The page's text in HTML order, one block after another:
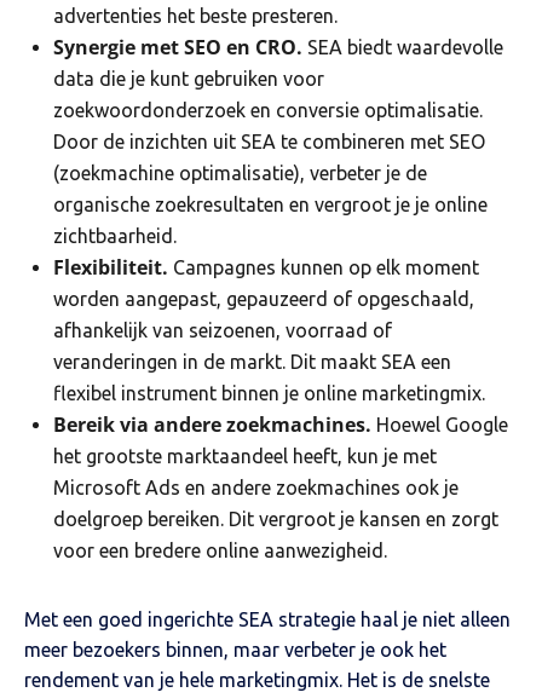
advertenties het beste presteren.
Synergie met SEO en CRO. SEA biedt waardevolle
data die je kunt gebruiken voor
zoekwoordonderzoek en conversie optimalisatie.
Door de inzichten uit SEA te combineren met SEO
(zoekmachine optimalisatie), verbeter je de
organische zoekresultaten en vergroot je je online
zichtbaarheid.
Flexibiliteit. Campagnes kunnen op elk moment
worden aangepast, gepauzeerd of opgeschaald,
afhankelijk van seizoenen, voorraad of
veranderingen in de markt. Dit maakt SEA een
flexibel instrument binnen je online marketingmix.
Bereik via andere zoekmachines. Hoewel Google
het grootste marktaandeel heeft, kun je met
Microsoft Ads en andere zoekmachines ook je
doelgroep bereiken. Dit vergroot je kansen en zorgt
voor een bredere online aanwezigheid.
Met een goed ingerichte SEA strategie haal je niet alleen
meer bezoekers binnen, maar verbeter je ook het
rendement van je hele marketingmix. Het is de snelste